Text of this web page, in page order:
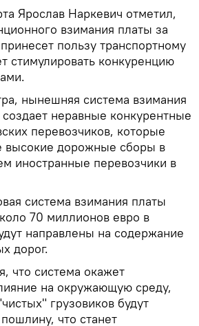
Ярослав Наркевич отметил,
взимания платы за
пользу транспортному
стимулировать конкуренцию
нынешняя система взимания
неравные конкурентные
перевозчиков, которые
высокие дорожные сборы в
иностранные перевозчики в
система взимания платы
70 миллионов евро в
направлены на содержание
дорог.
что система окажет
на окружающую среду,
грузовиков будут
что станет